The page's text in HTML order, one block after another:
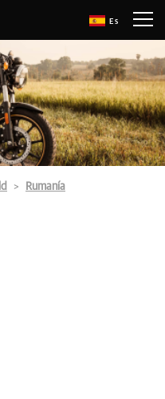
Es
Rumanía